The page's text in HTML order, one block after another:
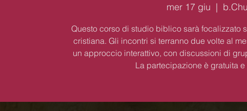
mer 17 giu
  |
Questo corso di studio biblico sarà focalizzato
cristiana. Gli incontri si terranno due volte al
un approccio interattivo, con discussioni di
La partecipazione è gratuita e